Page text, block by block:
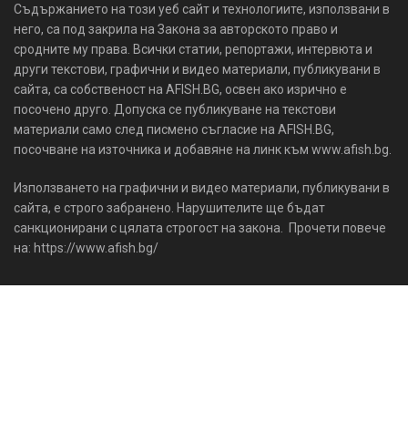
Съдържанието на този уеб сайт и технологиите, използвани в
него, са под закрила на Закона за авторското право и
сродните му права. Всички статии, репортажи, интервюта и
други текстови, графични и видео материали, публикувани в
сайта, са собственост на AFISH.BG, освен ако изрично е
посочено друго. Допуска се публикуване на текстови
материали само след писмено съгласие на AFISH.BG,
посочване на източника и добавяне на линк към www.afish.bg.
Използването на графични и видео материали, публикувани в
сайта, е строго забранено. Нарушителите ще бъдат
санкционирани с цялата строгост на закона. Прочети повече
на: https://www.afish.bg/